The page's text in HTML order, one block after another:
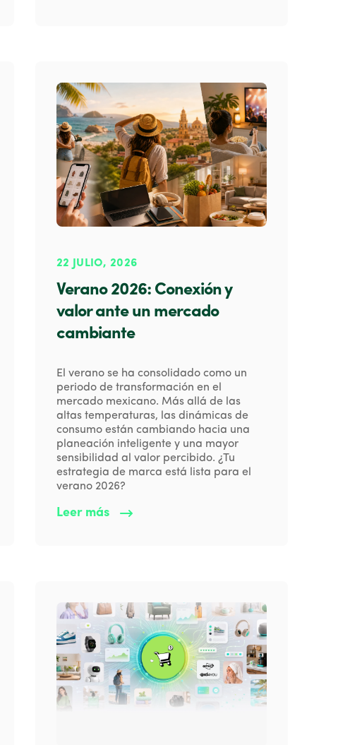
22 JULIO, 2026
Verano 2026: Conexión y
valor ante un mercado
cambiante
El verano se ha consolidado como un
periodo de transformación en el
mercado mexicano. Más allá de las
altas temperaturas, las dinámicas de
consumo están cambiando hacia una
planeación inteligente y una mayor
sensibilidad al valor percibido. ¿Tu
estrategia de marca está lista para el
verano 2026?
Leer más